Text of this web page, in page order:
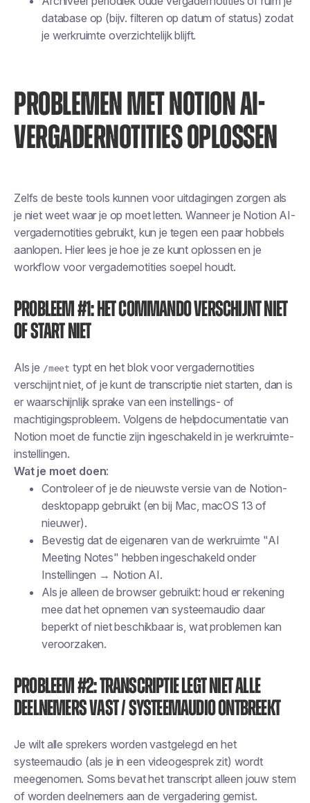
database op (bijv. filteren op datum of status) zodat
je werkruimte overzichtelijk blijft.
PROBLEMEN MET NOTION AI-
VERGADERNOTITIES OPLOSSEN
Zelfs de beste tools kunnen voor uitdagingen zorgen als
je niet weet waar je op moet letten. Wanneer je Notion AI-
vergadernotities gebruikt, kun je tegen een paar hobbels
aanlopen. Hier lees je hoe je ze kunt oplossen en je
workflow voor vergadernotities soepel houdt.
Probleem #1: Het commando verschijnt niet
of start niet
Als je /meet typt en het blok voor vergadernotities
verschijnt niet, of je kunt de transcriptie niet starten, dan is
er waarschijnlijk sprake van een instellings- of
machtigingsprobleem. Volgens de helpdocumentatie van
Notion moet de functie zijn ingeschakeld in je werkruimte-
instellingen.
Wat je moet doen:
Controleer of je de nieuwste versie van de Notion-
desktopapp gebruikt (en bij Mac, macOS 13 of
nieuwer).
Bevestig dat de eigenaren van de werkruimte "AI
Meeting Notes" hebben ingeschakeld onder
Instellingen → Notion AI.
Als je alleen de browser gebruikt: houd er rekening
mee dat het opnemen van systeemaudio daar
beperkt of niet beschikbaar is, wat problemen kan
veroorzaken.
Probleem #2: Transcriptie legt niet alle
deelnemers vast / systeemaudio ontbreekt
Je wilt alle sprekers worden vastgelegd en het
systeemaudio (als je in een videogesprek zit) wordt
meegenomen. Soms bevat het transcript alleen jouw stem
of worden deelnemers aan de vergadering gemist.